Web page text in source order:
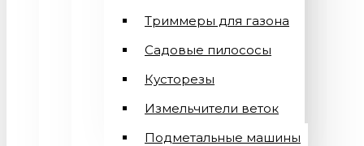
Триммеры для газона
Садовые пилососы
Кусторезы
Измельчители веток
Подметальные машины